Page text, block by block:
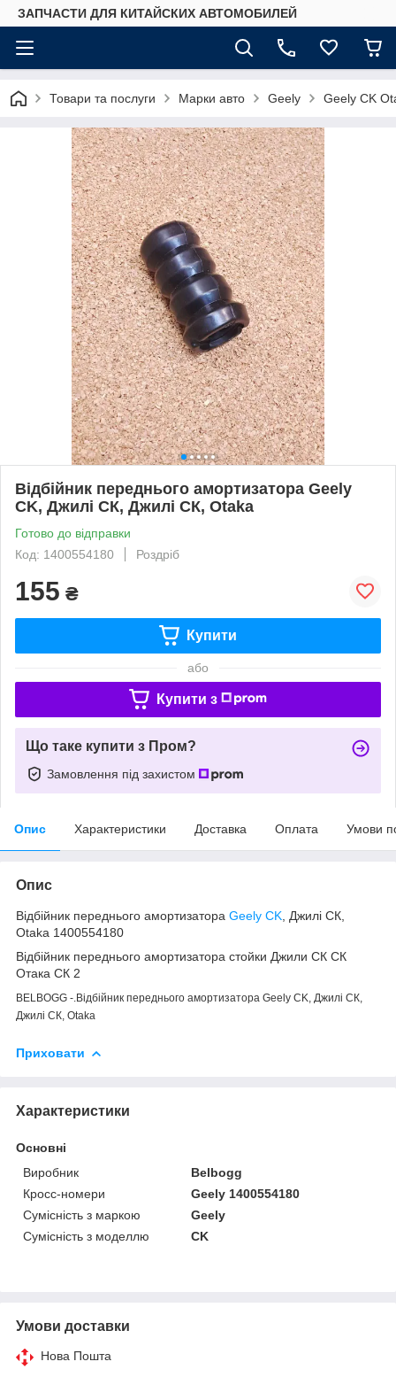
ЗАПЧАСТИ ДЛЯ КИТАЙСКИХ АВТОМОБИЛЕЙ
Товари та послуги Марки авто Geely Geely CK
Відбійник переднього амортизатора Geely
CK, Джилі СК, Джилі СК, Otaka
Готово до відправки
Код: 1400554180
Роздріб
155 ₴
Купити
або
Купити з
Що таке купити з Пром?
Замовлення під захистом
Опис Характеристики Доставка Оплата Умови
Опис
Відбійник переднього амортизатора Geely CK , Джилі СК,
Otaka 1400554180
Відбійник переднього амортизатора стойки Джили СК СК
Отака СК 2
BELBOGG -.Відбійник переднього амортизатора Geely CK, Джилі СК,
Джилі СК, Otaka
Приховати
Характеристики
Основні
Виробник
Belbogg
Кросс-номери
Geely 1400554180
Сумісність з маркою
Geely
Сумісність з моделлю
CK
Умови доставки
Нова Пошта